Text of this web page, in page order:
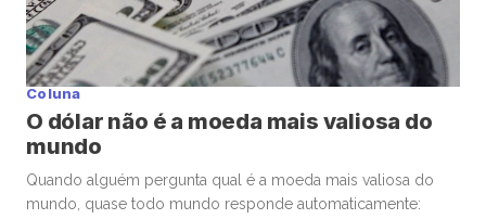
Coluna
O dólar não é a moeda mais valiosa do
mundo
Quando alguém pergunta qual é a moeda mais valiosa do
mundo, quase todo mundo responde automaticamente: